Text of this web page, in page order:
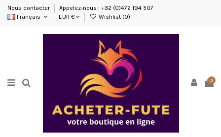
Nous contacter
Appelez-nous : +32 (0)472 194 507
Français
EUR € Wishlist (0)
0